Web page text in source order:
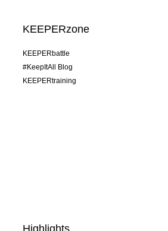
KEEPERzone
KEEPERbattle
#KeepItAll Blog
KEEPERtraining
Highlights